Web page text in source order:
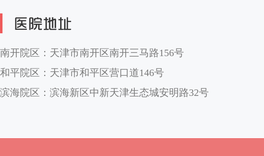
南开院区：天津市南开区南开三马路156号
和平院区：天津市和平区营口道146号
滨海院区：滨海新区中新天津生态城安明路32号